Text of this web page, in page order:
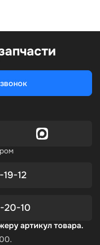
12
20-10
артикул товара.